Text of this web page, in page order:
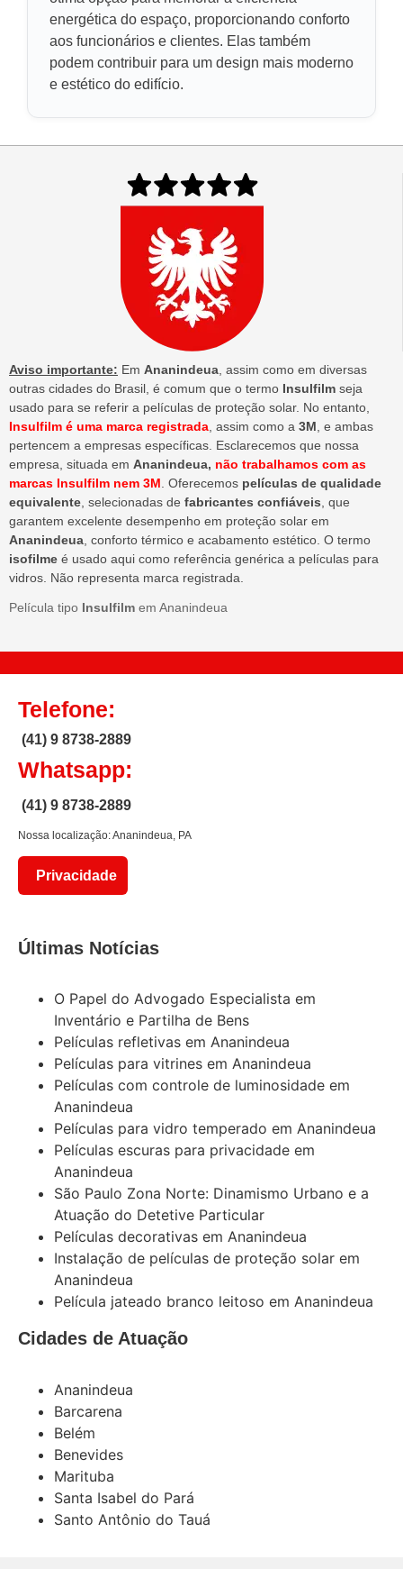
energética do espaço, proporcionando conforto
aos funcionários e clientes. Elas também
podem contribuir para um design mais moderno
e estético do edifício.
Aviso importante: Em Ananindeua , assim como em diversas
outras cidades do Brasil, é comum que o termo Insulfilm seja
usado para se referir a películas de proteção solar. No entanto,
Insulfilm é uma marca registrada , assim como a 3M , e ambas
pertencem a empresas específicas. Esclarecemos que nossa
empresa, situada em Ananindeua, não trabalhamos com as
marcas Insulfilm nem 3M . Oferecemos películas de qualidade
equivalente , selecionadas de fabricantes confiáveis , que
garantem excelente desempenho em proteção solar em
Ananindeua , conforto térmico e acabamento estético. O termo
isofilme é usado aqui como referência genérica a películas para
vidros. Não representa marca registrada.
Película tipo Insulfilm em Ananindeua
Telefone:
(41) 9 8738-2889
Whatsapp:
(41) 9 8738-2889
Nossa localização: Ananindeua, PA
Privacidade
Últimas Notícias
O Papel do Advogado Especialista em
Inventário e Partilha de Bens
Películas refletivas em Ananindeua
Películas para vitrines em Ananindeua
Películas com controle de luminosidade em
Ananindeua
Películas para vidro temperado em Ananindeua
Películas escuras para privacidade em
Ananindeua
São Paulo Zona Norte: Dinamismo Urbano e a
Atuação do Detetive Particular
Películas decorativas em Ananindeua
Instalação de películas de proteção solar em
Ananindeua
Película jateado branco leitoso em Ananindeua
Cidades de Atuação
Ananindeua
Barcarena
Belém
Benevides
Marituba
Santa Isabel do Pará
Santo Antônio do Tauá